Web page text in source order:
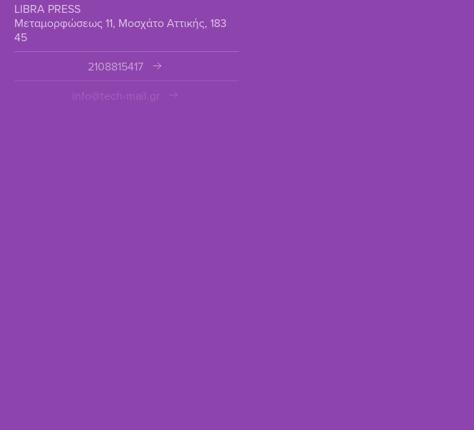
LIBRA PRESS
Μεταμορφώσεως 11, Μοσχάτο Αττικής, 183
45
2108815417
info@tech-mail.gr